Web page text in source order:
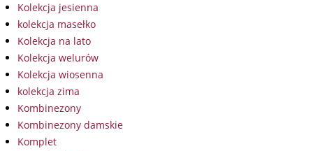
Kolekcja jesienna
kolekcja masełko
Kolekcja na lato
Kolekcja welurów
Kolekcja wiosenna
kolekcja zima
Kombinezony
Kombinezony damskie
Komplet